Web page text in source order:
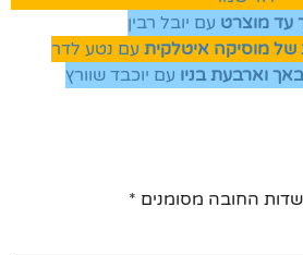
עד מוצרט עם יובל רבין
של מוסיקה איטלקית עם נטע לדר
וארבעת בניו עם יוכבד שוורץ
שדות החובה מסומנים *